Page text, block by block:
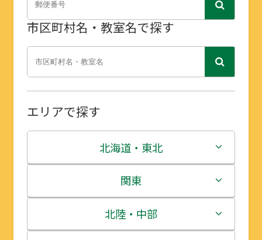
市区町村名・教室名で探す
エリアで探す
北海道・東北
北海道
青森県
関東
茨城県
北陸・中部